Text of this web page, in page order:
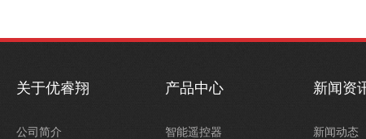
关于优睿翔
公司简介
产品中心
智能遥控器
新闻资
新闻动态